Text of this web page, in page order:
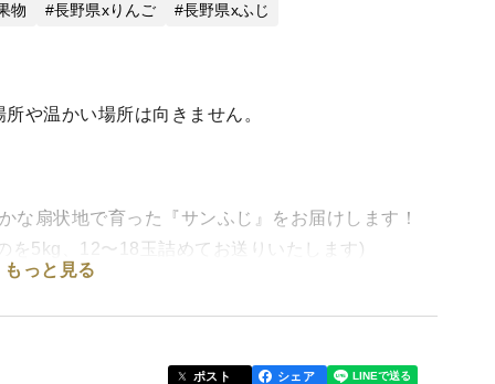
物 長野県xりんご 長野県xふじ
や温かい場所は向きません。
な扇状地で育った『サンふじ』をお届けします！
を5kg、12〜18玉詰めてお送りいたします)
すが、寒さを受けた後でないと味が乗りません！
是非お試し下さい！
もっと見る
ポスト シェア